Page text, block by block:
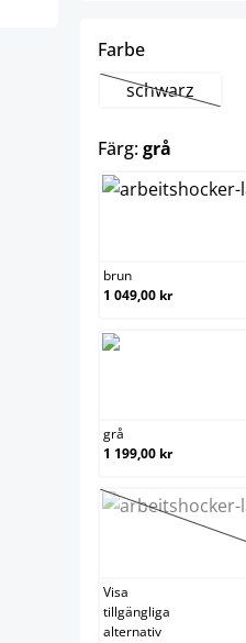
Farbeselect
schwarz
(Det här
Färg:grå
brun
1 049,00 kr
grå
1 199,00 kr
lila
Visa
tillgängliga
alternativ